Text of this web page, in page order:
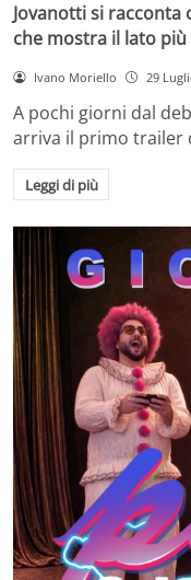
Jovanotti si
che mostra il lato
Ivano Moriello 29
A pochi giorni dal
arriva il primo trailer
Leggi di più